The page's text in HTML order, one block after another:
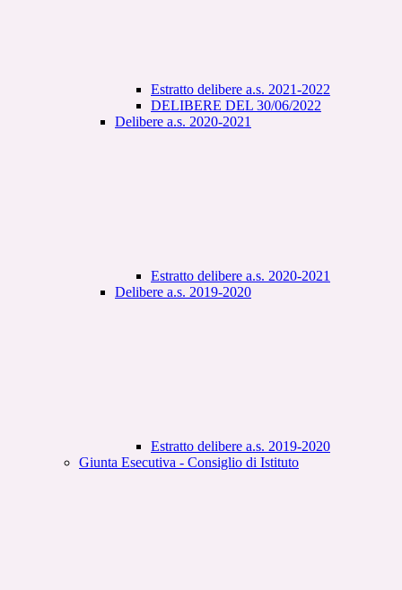
Estratto delibere a.s. 2021-2022
DELIBERE DEL 30/06/2022
Delibere a.s. 2020-2021
Estratto delibere a.s. 2020-2021
Delibere a.s. 2019-2020
Estratto delibere a.s. 2019-2020
Giunta Esecutiva - Consiglio di Istituto